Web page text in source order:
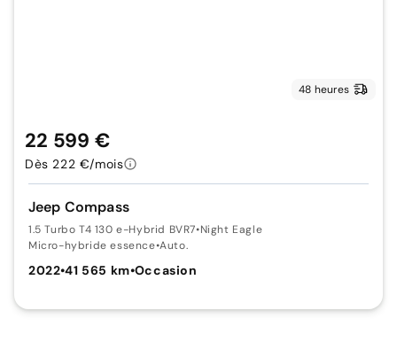
48 heures
Jeep Compass
1.5 Turbo T4 130 e-Hybrid BVR7•Night Eagle
Micro-hybride essence•Auto.
2022•41 565 km•Occasion
22 599 €
Dès 222 €/mois